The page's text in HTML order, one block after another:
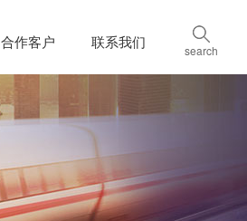
合作客户 联系我们 search